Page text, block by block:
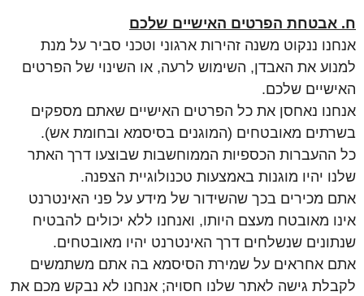
ח. אבטחת הפרטים האישיים שלכם
אנחנו ננקוט משנה זהירות ארגוני וטכני סביר על מנת
למנוע את האבדן, השימוש לרעה, או השינוי של הפרטים
האישיים שלכם.
אנחנו נאחסן את כל הפרטים האישיים שאתם מספקים
בשרתים מאובטחים (המוגנים בסיסמא ובחומת אש).
כל ההעברות הכספיות הממוחשבות שבוצעו דרך האתר
שלנו יהיו מוגנות באמצעות טכנולוגיית הצפנה.
אתם מכירים בכך שהשידור של מידע על פני האינטרנט
אינו מאובטח מעצם היותו, ואנחנו ללא יכולים להבטיח
שנתונים שנשלחים דרך האינטרנט יהיו מאובטחים.
אתם אחראים על שמירת הסיסמא בה אתם משתמשים
לקבלת גישה לאתר שלנו חסויה; אנחנו לא נבקש מכם את